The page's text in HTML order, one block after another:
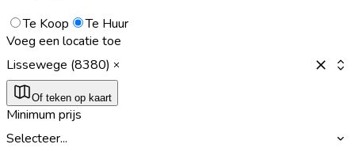
Te Koop
Te Huur
Voeg een locatie toe
Lissewege (8380)
Of teken op kaart
Minimum prijs
Selecteer...